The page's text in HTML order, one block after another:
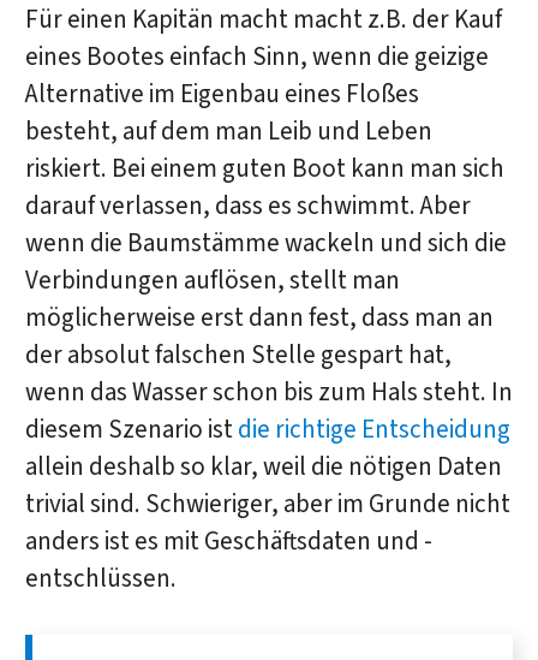
Für einen Kapitän macht macht z.B. der Kauf
eines Bootes einfach Sinn, wenn die geizige
Alternative im Eigenbau eines Floßes
besteht, auf dem man Leib und Leben
riskiert. Bei einem guten Boot kann man sich
darauf verlassen, dass es schwimmt. Aber
wenn die Baumstämme wackeln und sich die
Verbindungen auflösen, stellt man
möglicherweise erst dann fest, dass man an
der absolut falschen Stelle gespart hat,
wenn das Wasser schon bis zum Hals steht. In
diesem Szenario istdie richtige Entscheidung
allein deshalb so klar, weil die nötigen Daten
trivial sind. Schwieriger, aber im Grunde nicht
anders ist es mit Geschäftsdaten und -
entschlüssen.